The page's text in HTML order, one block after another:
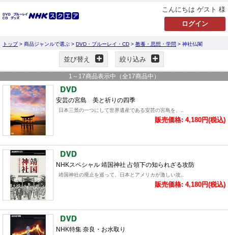
こんにちは ゲスト 様
トップ> 商品ジャンルで選ぶ > DVD・ブルーレイ・CD > 教養・思想・学問 > 神社仏閣
並び替え 絞り込み
1 ～ 17商品表示中（全17商品中）
安芸の宮島 美と祈りの四季
日本三景の一つにして世界遺産である安芸の宮島を、..
販売価格: 4,180円(税込)
NHKスペシャル 靖国神社 占領下の知られざる攻防
靖国神社の廃止を巡って、日本とアメリカが激しい攻..
販売価格: 4,180円(税込)
NHK特集 奈良・お水取り